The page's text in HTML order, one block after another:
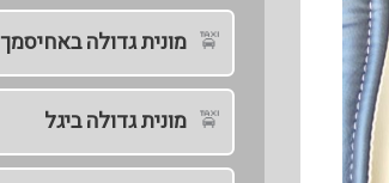
מונית גדולה באחיסמך
מונית גדולה ביגל